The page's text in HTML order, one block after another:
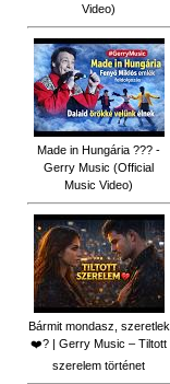
Video)
Made in Hungária ??? -
Gerry Music (Official
Music Video)
Bármit mondasz, szeretlek
❤️‍? | Gerry Music – Tiltott
szerelem történet